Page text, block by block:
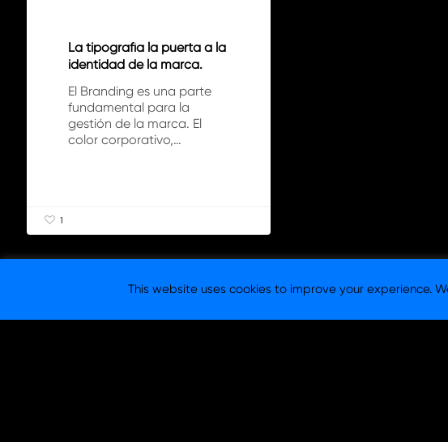
La tipografía la puerta a la
identidad de la marca.
El Branding es una parte
fundamental para la
gestión de la marca. El
color corporativo,…
1
This website uses cookies to improve your experience.